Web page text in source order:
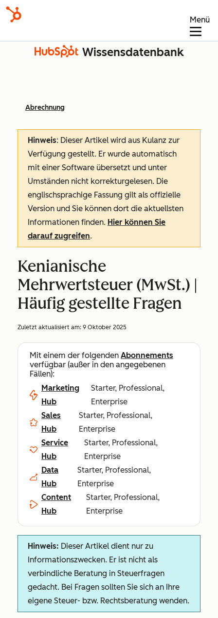
Menü
Wissensdatenbank
Abrechnung
Hinweis: Dieser Artikel wird aus Kulanz zur
Verfügung gestellt. Er wurde automatisch
mit einer Software übersetzt und unter
Umständen nicht korrekturgelesen. Die
englischsprachige Fassung gilt als offizielle
Version und Sie können dort die aktuellsten
Informationen finden. Hier können Sie
darauf zugreifen.
Kenianische
Mehrwertsteuer (MwSt.) |
Häufig gestellte Fragen
Zuletzt aktualisiert am: 9 Oktober 2025
Mit einem der folgenden Abonnements
verfügbar (außer in den angegebenen
Fällen):
Marketing
Hub
Starter, Professional,
Enterprise
Sales
Hub
Starter, Professional,
Enterprise
Service
Hub
Starter, Professional,
Enterprise
Data
Hub
Starter, Professional,
Enterprise
Content
Hub
Starter, Professional,
Enterprise
Hinweis: Dieser Artikel dient nur zu
Informationszwecken. Er ist nicht als
verbindliche Beratung in Steuerfragen
gedacht. Bei Fragen sollten Sie sich an Ihre
eigene Steuer- bzw. Rechtsberatung wenden.